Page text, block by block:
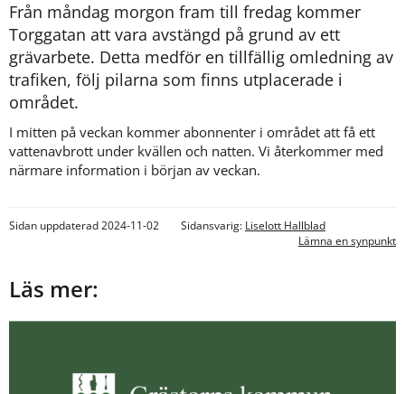
Från måndag morgon fram till fredag kommer
Torggatan att vara avstängd på grund av ett
grävarbete. Detta medför en tillfällig omledning av
trafiken, följ pilarna som finns utplacerade i
området.
I mitten på veckan kommer abonnenter i området att få ett
vattenavbrott under kvällen och natten. Vi återkommer med
närmare information i början av veckan.
Sidan uppdaterad 2024-11-02 Sidansvarig: Liselott Hallblad
Lämna en synpunkt
Läs mer: